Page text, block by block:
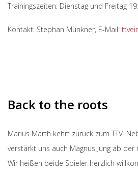
Trainingszeiten: Dienstag und Freitag
Kontakt: Stephan Münkner, E-Mail:
Back to the roots
Marius Marth kehrt zurück zum TTV.
verstärkt uns auch Magnus Jung ab der
Wir heißen beide Spieler herzlich